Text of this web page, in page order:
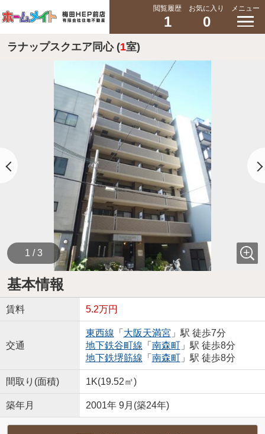
閲覧履歴
1
お気に入り
0
メニュー
ラナップスクエア同心 (1室)
1 / 3
基本情報
賃料 5.2万円
交通
東西線 「 大阪天満宮 」駅 徒歩7分
地下鉄谷町線 「 南森町」駅 徒歩8分
地下鉄堺筋線 「 南森町」駅 徒歩8分
間取り(面積) 1K(19.52㎡)
築年月 2001年 9月(築24年)